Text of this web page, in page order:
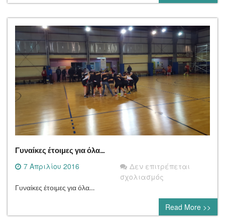
Γυναίκες έτοιμες για όλα…
7 Απριλίου 2016
Δεν επιτρέπεται
σχολιασμός
έτοιμες
για
όλα…
Γυναίκες έτοιμες για όλα…
Read More >>